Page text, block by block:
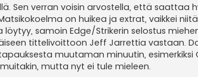
Sen verran voisin arvostella, että saattaa
on huikea ja extrat, vaikkei
löytyy, samoin Edge/Strikerin selostus
tittelivoittoon Jeff Jarrettia vastaan.
muutaman minuutin, esimerkiksi
mutta nyt ei tule mieleen.